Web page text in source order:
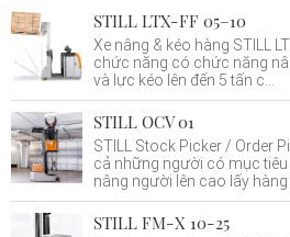
STILL LTX-FF 05–10
Xe nâng & kéo hàng STILL
chức năng có chức năng
và lực kéo lên đến 5 tấn c...
STILL OCV 01
STILL Stock Picker / Order
cả những người có mục
nâng người lên cao lấy hàng
STILL FM-X 10-25